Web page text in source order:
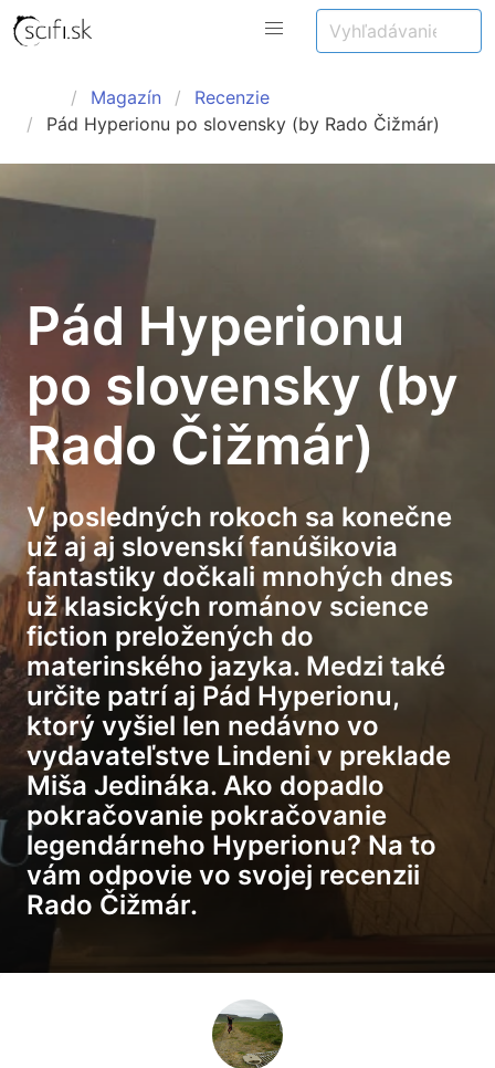
Magazín
Recenzie
Pád Hyperionu po slovensky (by Rado Čižmár)
Pád Hyperionu
po slovensky (by
Rado Čižmár)
V posledných rokoch sa konečne
už aj aj slovenskí fanúšikovia
fantastiky dočkali mnohých dnes
už klasických románov science
fiction preložených do
materinského jazyka. Medzi také
určite patrí aj Pád Hyperionu,
ktorý vyšiel len nedávno vo
vydavateľstve Lindeni v preklade
Miša Jedináka. Ako dopadlo
pokračovanie pokračovanie
legendárneho Hyperionu? Na to
vám odpovie vo svojej recenzii
Rado Čižmár.